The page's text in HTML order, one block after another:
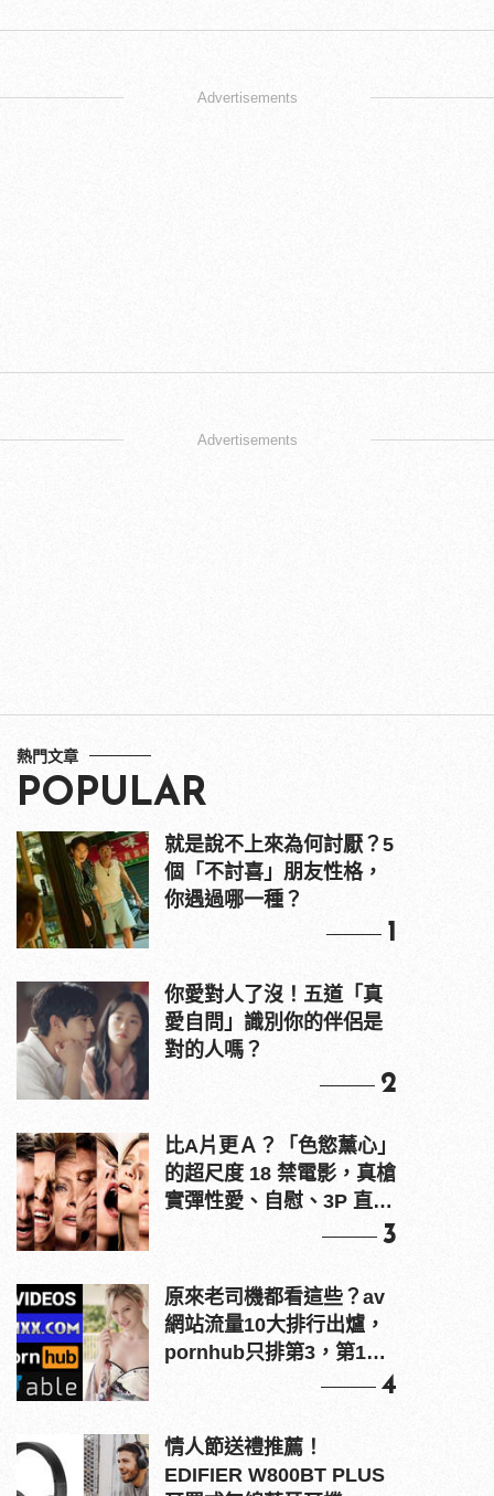
Advertisements
Advertisements
熱門文章
POPULAR
就是說不上來為何討厭？5
個「不討喜」朋友性格，
你遇過哪一種？
1
你愛對人了沒！五道「真
愛自問」識別你的伴侶是
對的人嗎？
2
比A片更Ａ？「色慾薰心」
的超尺度 18 禁電影，真槍
實彈性愛、自慰、3P 直接
3
原來老司機都看這些？av
網站流量10大排行出爐，
pornhub只排第3，第1名
4
情人節送禮推薦！
EDIFIER W800BT PLUS